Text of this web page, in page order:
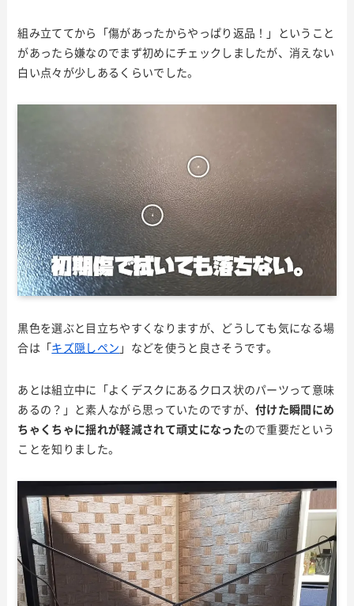
組み立ててから「傷があったからやっぱり返品！」ということ
があったら嫌なのでまず初めにチェックしましたが、消えない
白い点々が少しあるくらいでした。
黒色を選ぶと目立ちやすくなりますが、どうしても気になる場
合は「キズ隠しペン 」などを使うと良さそうです。
あとは組立中に「よくデスクにあるクロス状のパーツって意味
あるの？」と素人ながら思っていたのですが、付けた瞬間にめ
ちゃくちゃに揺れが軽減されて頑丈になったので重要だという
ことを知りました。